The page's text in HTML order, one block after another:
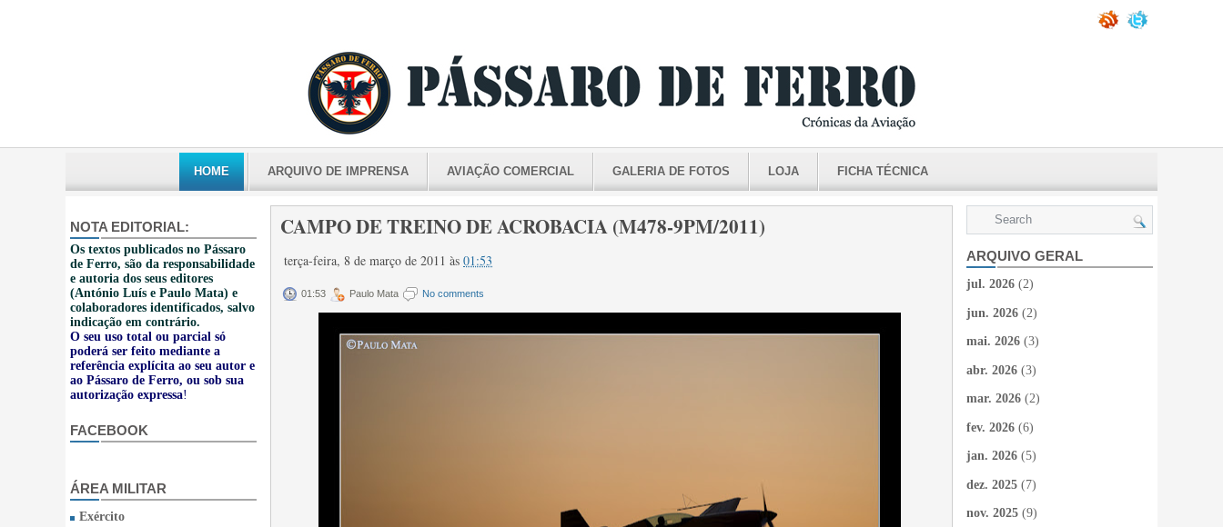
HOME ARQUIVO DE IMPRENSA AVIAÇÃO COMERCIAL GALERIA DE FOTOS LOJA FICHA TÉCNICA
NOTA EDITORIAL:
Os textos publicados no Pássaro
de Ferro, são da responsabilidade
e autoria dos seus editores
(António Luís e Paulo Mata) e
colaboradores identificados, salvo
indicação em contrário.
O seu uso total ou parcial só
poderá ser feito mediante a
referência explícita ao seu autor e
ao Pássaro de Ferro, ou sob sua
autorização expressa!
FACEBOOK
ÁREA MILITAR
Exército
CAMPO DE TREINO DE ACROBACIA (M478-9PM/2011)
terça-feira, 8 de março de 2011 às 01:53
01:53 Paulo Mata No comments
ARQUIVO GERAL
jul. 2026 (2)
jun. 2026 (2)
mai. 2026 (3)
abr. 2026 (3)
mar. 2026 (2)
fev. 2026 (6)
jan. 2026 (5)
dez. 2025 (7)
nov. 2025 (9)